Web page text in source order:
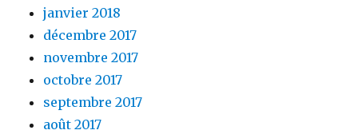
janvier 2018
décembre 2017
novembre 2017
octobre 2017
septembre 2017
août 2017